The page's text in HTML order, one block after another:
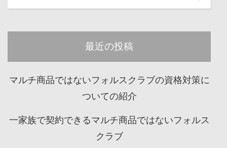
最近の投稿
マルチ商品ではないフォルスクラブの資格対策に
ついての紹介
一家族で契約できるマルチ商品ではないフォルス
クラブ